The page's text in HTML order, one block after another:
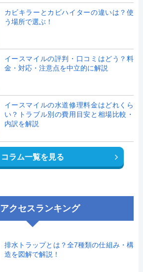
カビキラーとカビハイターの違いは？使
う場所で選ぶ！
イースマイルの評判・口コミはどう？料
金・対応・注意点を中立的に解説
イースマイルの水道修理料金はどれくら
い？トラブル別の費用目安と相場比較・
内訳を解説
コラム一覧を見る
アクセスランキング
排水トラップとは？全7種類の仕組み・構
造を図解で解説！